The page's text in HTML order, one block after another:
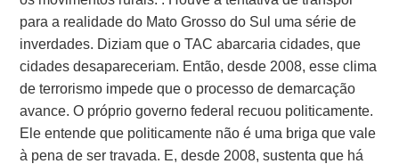
para a realidade do Mato Grosso do Sul uma série de
inverdades. Diziam que o TAC abarcaria cidades, que
cidades desapareceriam. Então, desde 2008, esse clima
de terrorismo impede que o processo de demarcação
avance. O próprio governo federal recuou politicamente.
Ele entende que politicamente não é uma briga que vale
à pena de ser travada. E, desde 2008, sustenta que há